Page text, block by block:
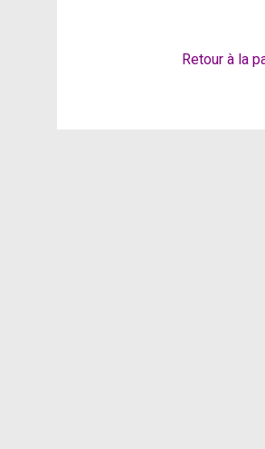
Retour à la